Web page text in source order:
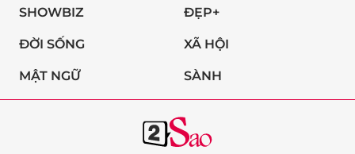
SHOWBIZ ĐẸP+
ĐỜI SỐNG XÃ HỘI
MẬT NGỮ SÀNH